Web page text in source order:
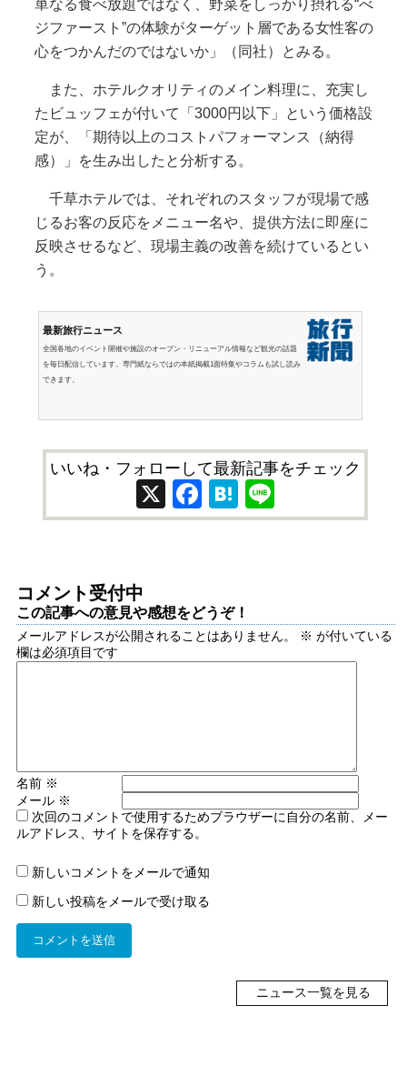
単なる食べ放題ではなく、野菜をしっかり摂れる“べ
ジファースト”の体験がターゲット層である女性客の
心をつかんだのではないか」（同社）とみる。
また、ホテルクオリティのメイン料理に、充実し
たビュッフェが付いて「3000円以下」という価格設
定が、「期待以上のコストパフォーマンス（納得
感）」を生み出したと分析する。
千草ホテルでは、それぞれのスタッフが現場で感
じるお客の反応をメニュー名や、提供方法に即座に
反映させるなど、現場主義の改善を続けているとい
う。
最新旅行ニュース
全国各地のイベント開催や施設のオープン・リニューアル情報など観光の話題
を毎日配信しています。専門紙ならではの本紙掲載1面特集やコラムも試し読み
できます。
いいね・フォローして最新記事をチェック
X Facebook
Hatena
コメント受付中
この記事への意見や感想をどうぞ！
メールアドレスが公開されることはありません。 ※ が付いている
欄は必須項目です
名前 ※
メール ※
次回のコメントで使用するためブラウザーに自分の名前、メー
ルアドレス、サイトを保存する。
新しいコメントをメールで通知
新しい投稿をメールで受け取る
ニュース一覧を見る